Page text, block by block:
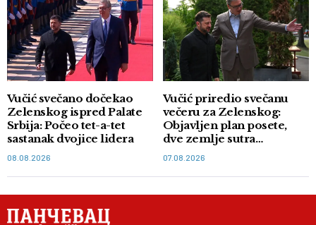
Vučić svečano dočekao
Zelenskog ispred Palate
Srbija: Počeo tet-a-tet
sastanak dvojice lidera
08.08.2026
Vučić priredio svečanu
večeru za Zelenskog:
Objavljen plan posete,
dve zemlje sutra
07.08.2026